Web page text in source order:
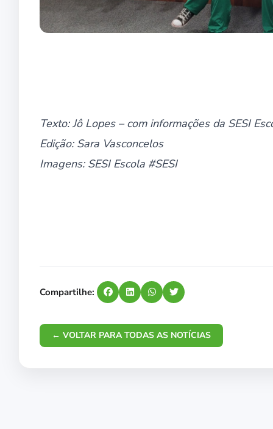
Texto: Jô Lopes – com informações da SESI
Edição: Sara Vasconcelos
Imagens: SESI Escola #SESI
Compartilhe:
← VOLTAR PARA TODAS AS NOTÍCIAS